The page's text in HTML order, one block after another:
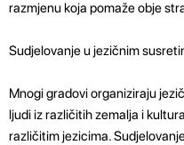
razmjenu koja pomaže obje
Sudjelovanje u jezičnim
Mnogi gradovi organiziraju
ljudi iz različitih zemalja i
različitim jezicima.